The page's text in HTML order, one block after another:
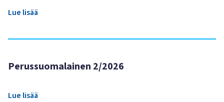
Lue lisää
Perussuomalainen 2/2026
Lue lisää